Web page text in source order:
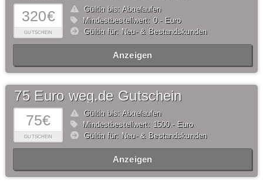
320€
GUTSCHEIN
Gültig bis: Abgelaufen
Mindestbestellwert: 0,- Euro
Gültig für: Neu- & Bestandskunden
Anzeigen
75€
GUTSCHEIN
75 Euro weg.de Gutschein
Gültig bis: Abgelaufen
Mindestbestellwert: 1500,- Euro
Gültig für: Neu- & Bestandskunden
Anzeigen